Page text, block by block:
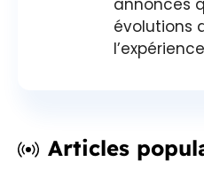
évolutions
Articles